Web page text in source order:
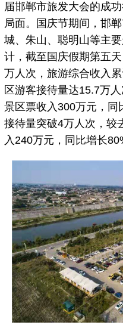
届邯郸市旅发大会的成
局面。国庆节期间，邯
城、朱山、聪明山等主
计，截至国庆假期第五
万人次，旅游综合收入
区游客接待量达15.7万
景区票收入300万元，同
接待量突破4万人次，较
入240万元，同比增长